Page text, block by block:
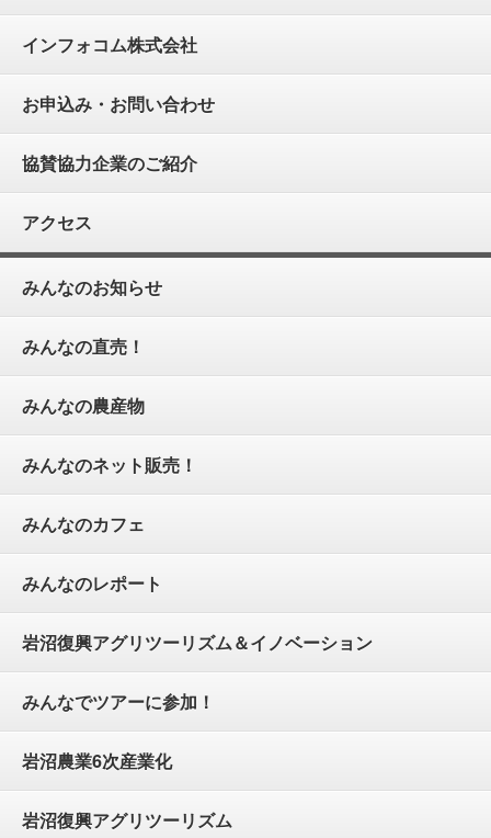
インフォコム株式会社
お申込み・お問い合わせ
協賛協力企業のご紹介
アクセス
みんなのお知らせ
みんなの直売！
みんなの農産物
みんなのネット販売！
みんなのカフェ
みんなのレポート
岩沼復興アグリツーリズム＆イノベーション
みんなでツアーに参加！
岩沼農業6次産業化
岩沼復興アグリツーリズム